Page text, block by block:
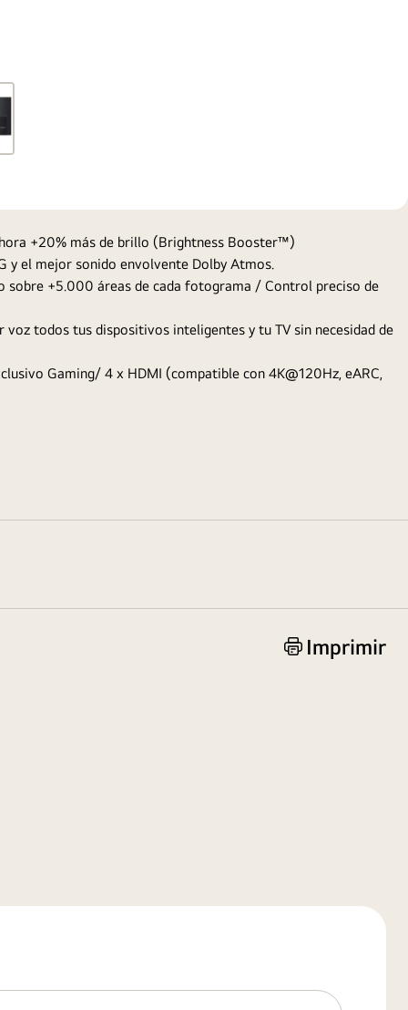
+20% más de brillo (Brightness Booster™)
y el mejor sonido envolvente Dolby Atmos.
sobre +5.000 áreas de cada fotograma / Control preciso de
todos tus dispositivos inteligentes y tu TV sin necesidad de
Gaming/ 4 x HDMI (compatible con 4K@120Hz, eARC,
Imprimir